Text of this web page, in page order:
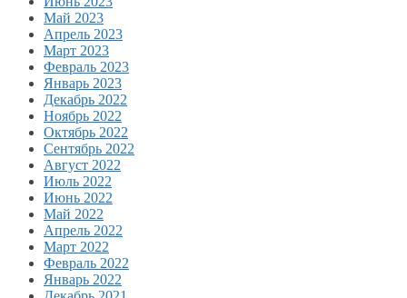
Май 2023
Апрель 2023
Март 2023
Февраль 2023
Январь 2023
Декабрь 2022
Ноябрь 2022
Октябрь 2022
Сентябрь 2022
Август 2022
Июль 2022
Июнь 2022
Май 2022
Апрель 2022
Март 2022
Февраль 2022
Январь 2022